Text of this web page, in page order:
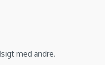
med andre.